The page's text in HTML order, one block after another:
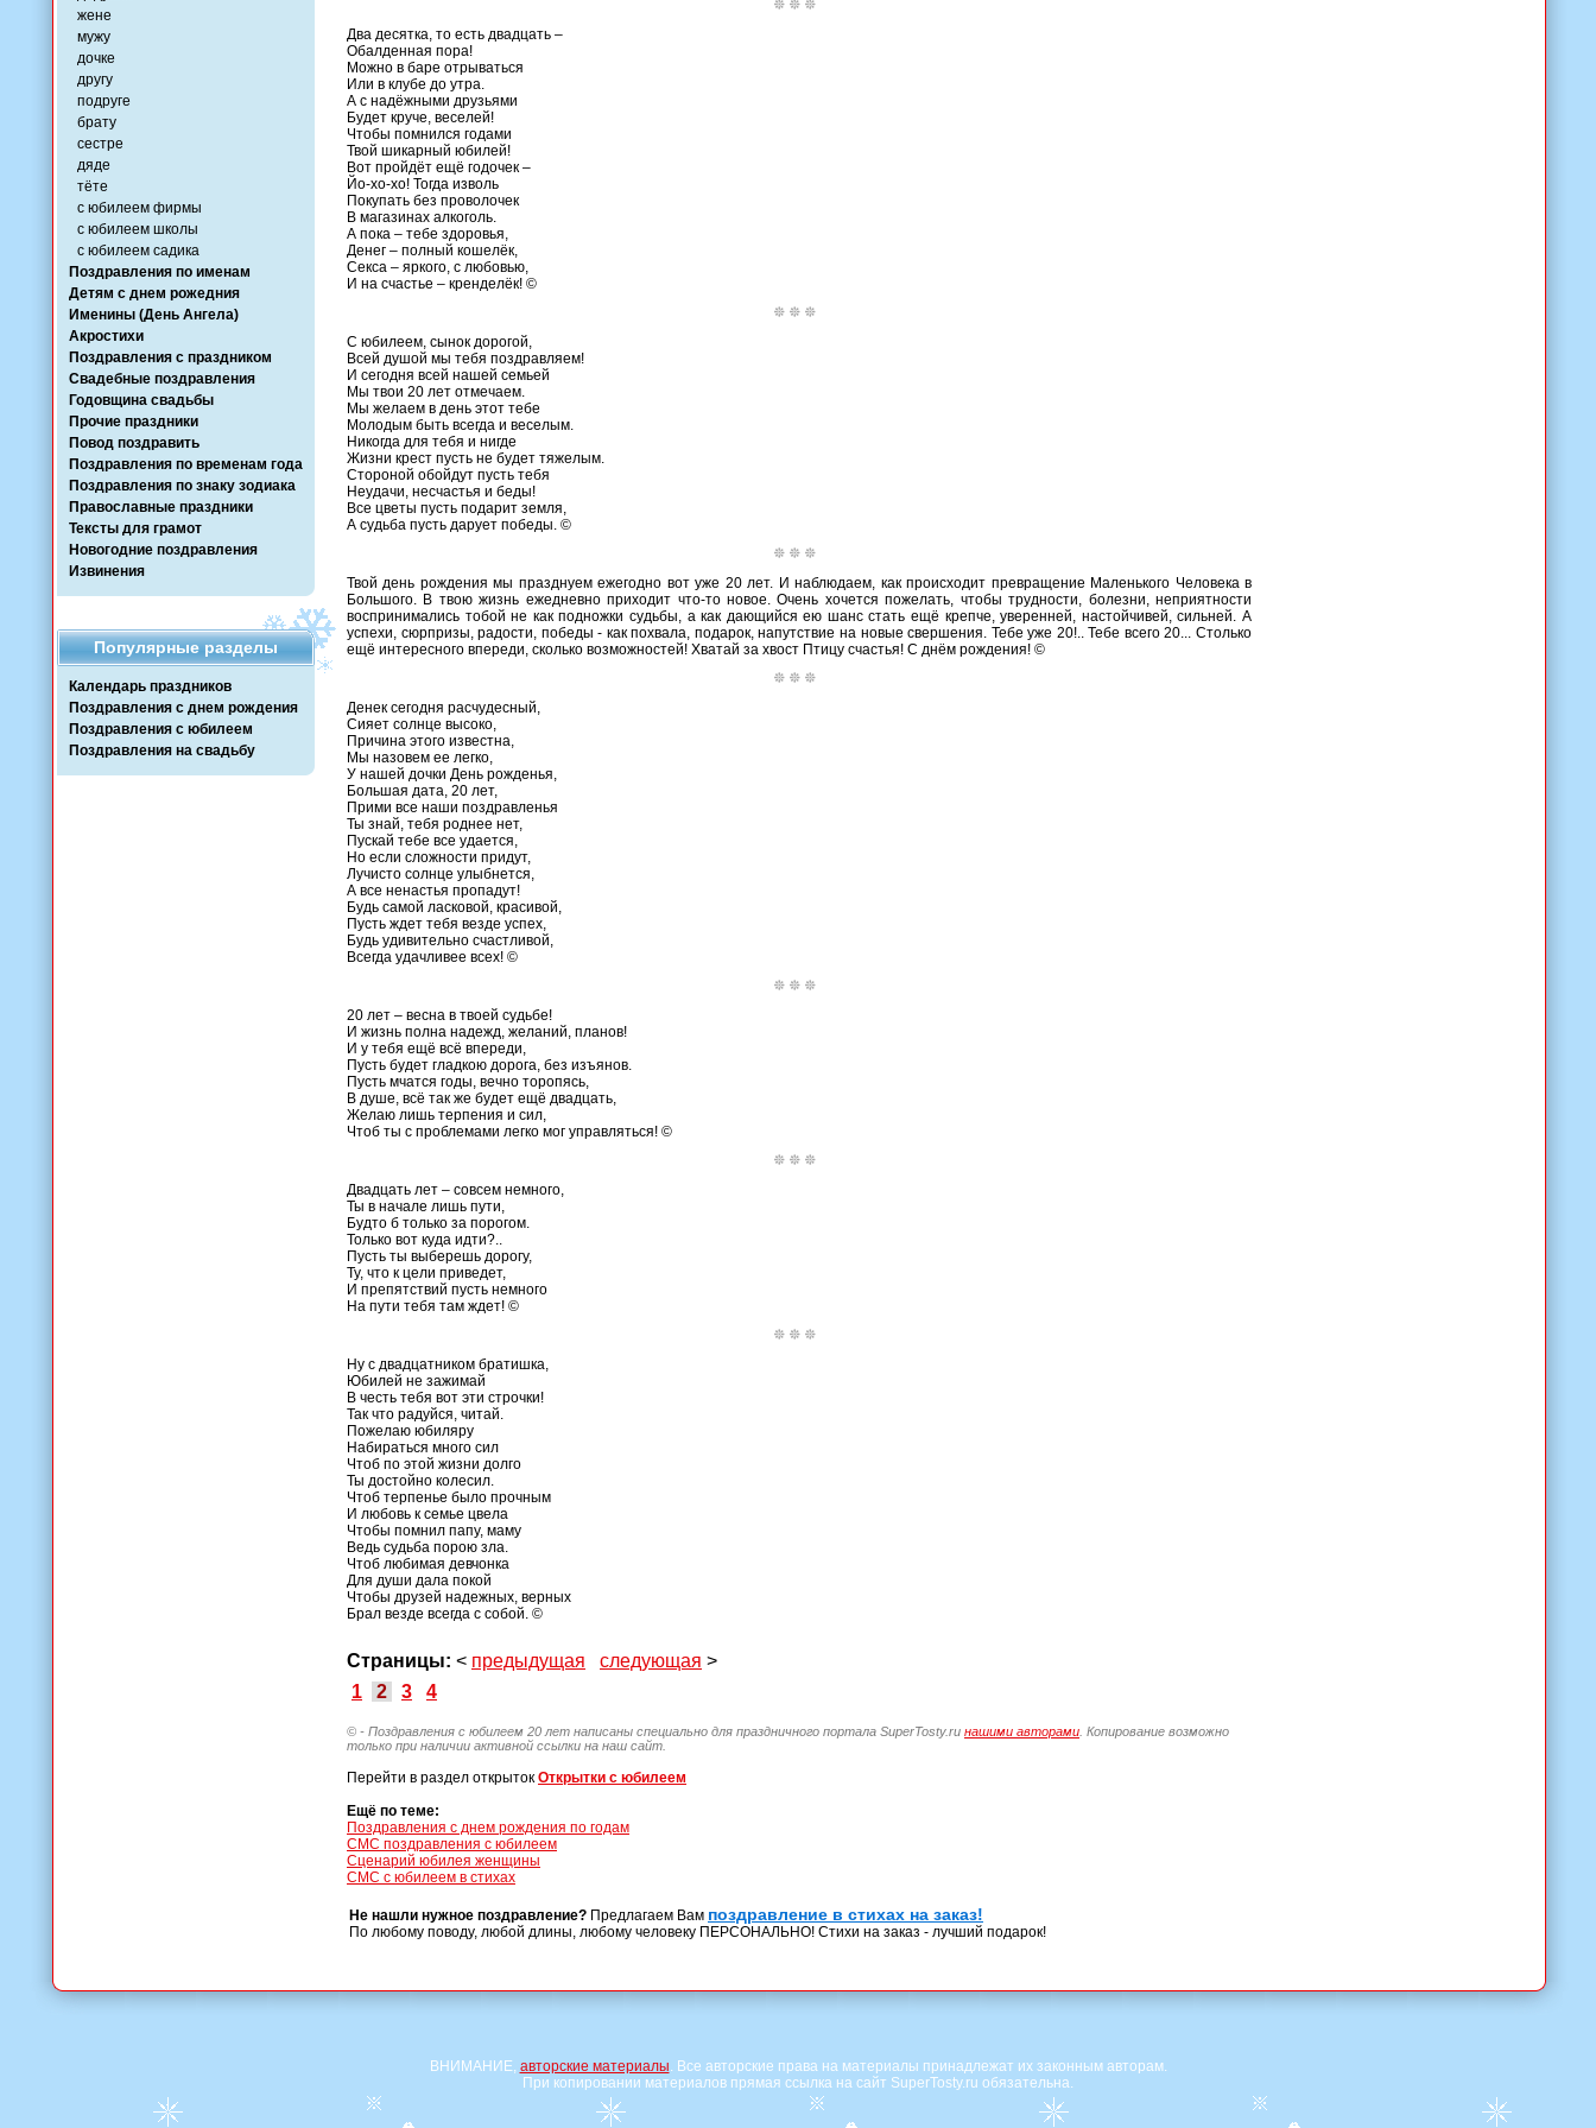
жене
мужу
дочке
другу
подруге
брату
сестре
дяде
тёте
с юбилеем фирмы
с юбилеем школы
с юбилеем садика
Поздравления по именам
Детям с днем рожедния
Именины (День Ангела)
Акростихи
Поздравления с праздником
Свадебные поздравления
Годовщина свадьбы
Прочие праздники
Повод поздравить
Поздравления по временам года
Поздравления по знаку зодиака
Православные праздники
Тексты для грамот
Новогодние поздравления
Извинения
Популярные разделы
Календарь праздников
Поздравления с днем рождения
Поздравления с юбилеем
Поздравления на свадьбу
Два десятка, то есть двадцать –
Обалденная пора!
Можно в баре отрываться
Или в клубе до утра.
А с надёжными друзьями
Будет круче, веселей!
Чтобы помнился годами
Твой шикарный юбилей!
Вот пройдёт ещё годочек –
Йо-хо-хо! Тогда изволь
Покупать без проволочек
В магазинах алкоголь.
А пока – тебе здоровья,
Денег – полный кошелёк,
Секса – яркого, с любовью,
И на счастье – кренделёк! ©
С юбилеем, сынок дорогой,
Всей душой мы тебя поздравляем!
И сегодня всей нашей семьей
Мы твои 20 лет отмечаем.
Мы желаем в день этот тебе
Молодым быть всегда и веселым.
Никогда для тебя и нигде
Жизни крест пусть не будет тяжелым.
Стороной обойдут пусть тебя
Неудачи, несчастья и беды!
Все цветы пусть подарит земля,
А судьба пусть дарует победы. ©
Твой день рождения мы празднуем ежегодно вот уже 20 лет. И наблюдаем, как происходит превращение Маленького Человека в
Большого. В твою жизнь ежедневно приходит что-то новое. Очень хочется пожелать, чтобы трудности, болезни, неприятности
воспринимались тобой не как подножки судьбы, а как дающийся ею шанс стать ещё крепче, уверенней, настойчивей, сильней. А
успехи, сюрпризы, радости, победы - как похвала, подарок, напутствие на новые свершения. Тебе уже 20!.. Тебе всего 20... Столько
ещё интересного впереди, сколько возможностей! Хватай за хвост Птицу счастья! С днём рождения! ©
Денек сегодня расчудесный,
Сияет солнце высоко,
Причина этого известна,
Мы назовем ее легко,
У нашей дочки День рожденья,
Большая дата, 20 лет,
Прими все наши поздравленья
Ты знай, тебя роднее нет,
Пускай тебе все удается,
Но если сложности придут,
Лучисто солнце улыбнется,
А все ненастья пропадут!
Будь самой ласковой, красивой,
Пусть ждет тебя везде успех,
Будь удивительно счастливой,
Всегда удачливее всех! ©
20 лет – весна в твоей судьбе!
И жизнь полна надежд, желаний, планов!
И у тебя ещё всё впереди,
Пусть будет гладкою дорога, без изъянов.
Пусть мчатся годы, вечно торопясь,
В душе, всё так же будет ещё двадцать,
Желаю лишь терпения и сил,
Чтоб ты с проблемами легко мог управляться! ©
Двадцать лет – совсем немного,
Ты в начале лишь пути,
Будто б только за порогом.
Только вот куда идти?..
Пусть ты выберешь дорогу,
Ту, что к цели приведет,
И препятствий пусть немного
На пути тебя там ждет! ©
Ну с двадцатником братишка,
Юбилей не зажимай
В честь тебя вот эти строчки!
Так что радуйся, читай.
Пожелаю юбиляру
Набираться много сил
Чтоб по этой жизни долго
Ты достойно колесил.
Чтоб терпенье было прочным
И любовь к семье цвела
Чтобы помнил папу, маму
Ведь судьба порою зла.
Чтоб любимая девчонка
Для души дала покой
Чтобы друзей надежных, верных
Брал везде всегда с собой. ©
Страницы: < предыдущая следующая >
1
2 3 4
© - Поздравления с юбилеем 20 лет написаны специально для праздничного портала SuperTosty.ru нашими авторами . Копирование возможно
только при наличии активной ссылки на наш сайт.
Перейти в раздел открыток Открытки с юбилеем
Ещё по теме:
Поздравления с днем рождения по годам
СМС поздравления с юбилеем
Сценарий юбилея женщины
СМС с юбилеем в стихах
Не нашли нужное поздравление? Предлагаем Вам поздравление в стихах на заказ!
По любому поводу, любой длины, любому человеку ПЕРСОНАЛЬНО! Стихи на заказ - лучший подарок!
ВНИМАНИЕ, авторские материалы. Все авторские права на материалы принадлежат их законным авторам.
При копировании материалов прямая ссылка на сайт SuperTosty.ru обязательна.